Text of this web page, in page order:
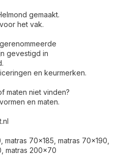
gemaakt.
het vak.
gevestigd in
en keurmerken.
maten niet vinden?
en maten.
70x185, matras 70x190,
matras 200x70